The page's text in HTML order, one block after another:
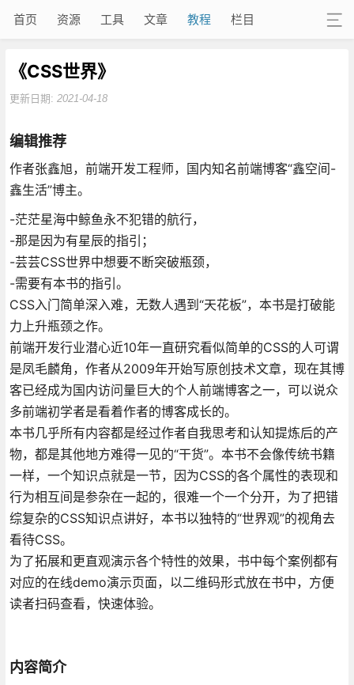
首页 资源 工具 文章 教程 栏目
《CSS世界》
更新日期: 2021-04-18
编辑推荐
作者张鑫旭，前端开发工程师，国内知名前端博客“鑫空间-
鑫生活”博主。
-茫茫星海中鲸鱼永不犯错的航行，
-那是因为有星辰的指引；
-芸芸CSS世界中想要不断突破瓶颈，
-需要有本书的指引。
CSS入门简单深入难，无数人遇到“天花板”，本书是打破能
力上升瓶颈之作。
前端开发行业潜心近10年一直研究看似简单的CSS的人可谓
是凤毛麟角，作者从2009年开始写原创技术文章，现在其博
客已经成为国内访问量巨大的个人前端博客之一，可以说众
多前端初学者是看着作者的博客成长的。
本书几乎所有内容都是经过作者自我思考和认知提炼后的产
物，都是其他地方难得一见的“干货”。本书不会像传统书籍
一样，一个知识点就是一节，因为CSS的各个属性的表现和
行为相互间是参杂在一起的，很难一个一个分开，为了把错
综复杂的CSS知识点讲好，本书以独特的“世界观”的视角去
看待CSS。
为了拓展和更直观演示各个特性的效果，书中每个案例都有
对应的在线demo演示页面，以二维码形式放在书中，方便
读者扫码查看，快速体验。
内容简介